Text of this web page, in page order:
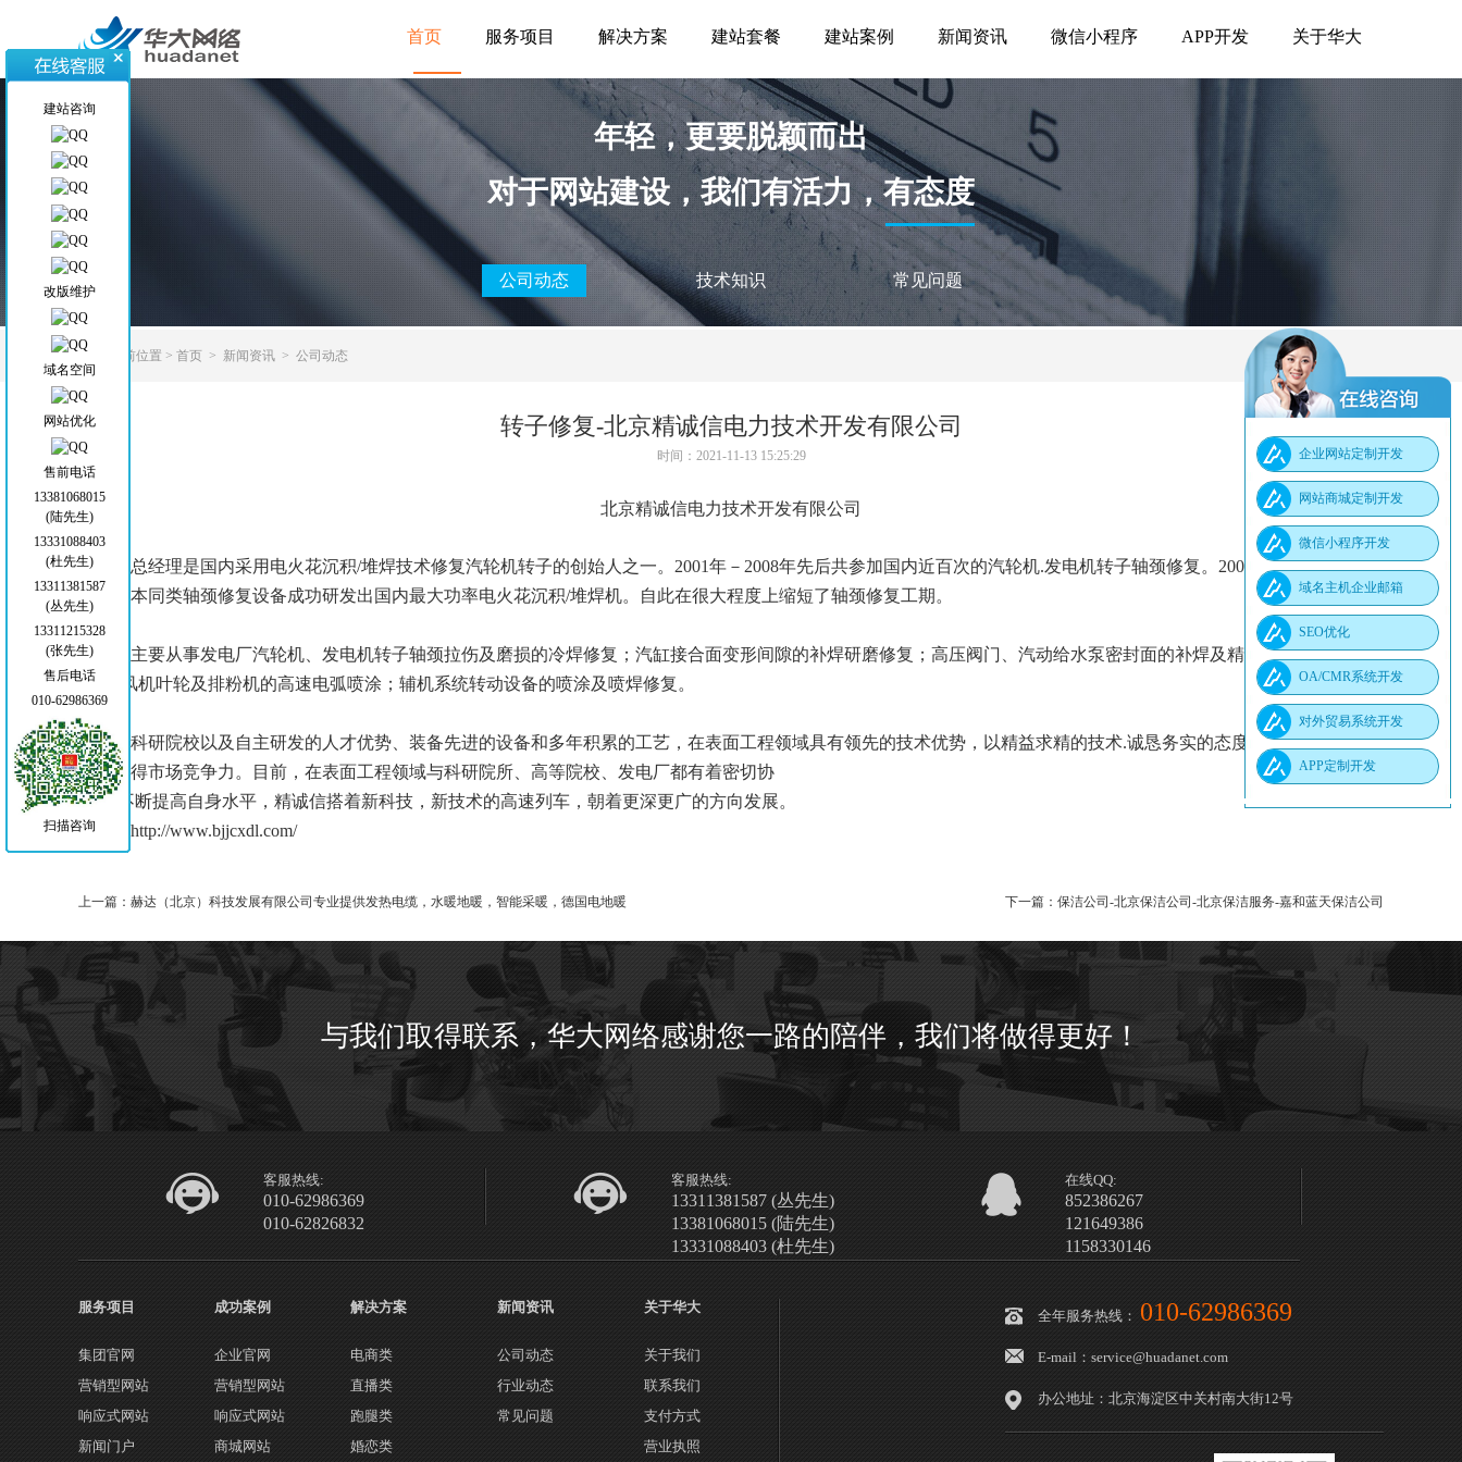
首页 服务项目 解决方案 建站套餐 建站案例 新闻资讯 微信小程序 APP开发 关于华大
年轻，更要脱颖而出
对于网站建设，我们有活力，有态度
公司动态 技术知识 常见问题
当前位置 > 首页 > 新闻资讯 > 公司动态
转子修复-北京精诚信电力技术开发有限公司
时间：2021-11-13 15:25:29
北京精诚信电力技术开发有限公司
公司总经理是国内采用电火花沉积/堆焊技术修复汽轮机转子的创始人之一。2001年－2008年先后共参加国内近百次的汽轮机.发电机转子轴颈修复。2008年底公司又综合
德国日本同类轴颈修复设备成功研发出国内最大功率电火花沉积/堆焊机。自此在很大程度上缩短了轴颈修复工期。
公司主要从事发电厂汽轮机、发电机转子轴颈拉伤及磨损的冷焊修复；汽缸接合面变形间隙的补焊研磨修复；高压阀门、汽动给水泵密封面的补焊及精密研磨；锅炉“四
管”、风机叶轮及排粉机的高速电弧喷涂；辅机系统转动设备的喷涂及喷焊修复。
依靠科研院校以及自主研发的人才优势、装备先进的设备和多年积累的工艺，在表面工程领域具有领先的技术优势，以精益求精的技术.诚恳务实的态度。信誉至上的宗
旨去赢得市场竞争力。目 前，在表面工程领域与科研院所、高等院校、发电厂都有着密切协
作，不断提高自身水平，精诚信搭着新科技，新技术的高速列车， 朝着更深更广的方向发展。
转摘http://www.bjjcxdl.com/
上一篇： 赫达（北京）科技发展有限公司专业提供发热电缆，水暖地暖，智能采暖，德国电地暖 下一篇： 保洁公司-北京保洁公司-北京保洁服务-嘉和蓝天保洁公司
与我们取得联系，华大网络感谢您一路的陪伴，我们将做得更好！
客服热线:
010-62986369
010-62826832
客服热线:
13311381587 (丛先生)
13381068015 (陆先生)
13331088403 (杜先生)
在线QQ:
852386267
121649386
1158330146
服务项目
集团官网
营销型网站
响应式网站
新闻门户
成功案例
企业官网
营销型网站
响应式网站
商城网站
解决方案
电商类
直播类
跑腿类
婚恋类
新闻资讯
公司动态
行业动态
常见问题
关于华大
关于我们
联系我们
支付方式
营业执照
全年服务热线： 010-62986369
E-mail：service@huadanet.com
办公地址：北京海淀区中关村南大街12号
建站咨询
改版维护
域名空间
网站优化
售前电话
13381068015
(陆先生)
13331088403
(杜先生)
13311381587
(丛先生)
13311215328
(张先生)
售后电话
010-62986369
扫描咨询
企业网站定制开发
网站商城定制开发
微信小程序开发
域名主机企业邮箱
SEO优化
OA/CMR系统开发
对外贸易系统开发
APP定制开发